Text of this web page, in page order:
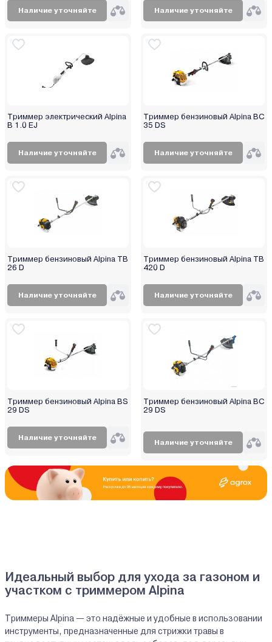
Наличие уточняйте Наличие уточняйте
Триммер электрический Alpina
B 1.0 EJ
Наличие уточняйте
Триммер бензиновый Alpina BC
35 DS
Наличие уточняйте
Триммер бензиновый Alpina TB
26 D
Наличие уточняйте
Триммер бензиновый Alpina TB
420 D
Наличие уточняйте
Триммер бензиновый Alpina BS
29 DS
Наличие уточняйте
Триммер бензиновый Alpina BC
29 DS
Наличие уточняйте
Идеальный выбор для ухода за газоном и
участком с триммером Alpina
Триммеры Alpina — это надёжные и удобные в использовании
инструменты, предназначенные для стрижки травы в